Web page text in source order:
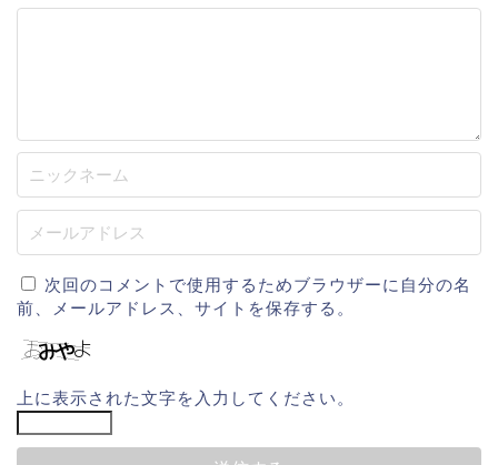
次回のコメントで使用するためブラウザーに自分の名
前、メールアドレス、サイトを保存する。
上に表示された文字を入力してください。